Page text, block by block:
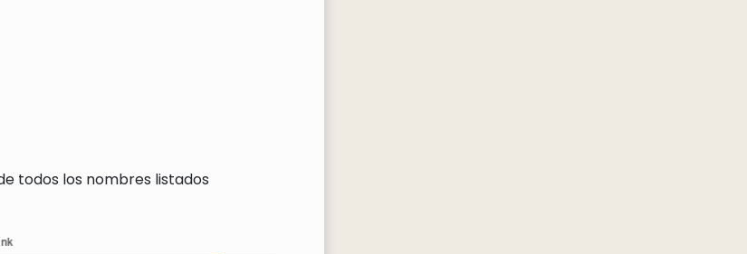
todos los nombres listados